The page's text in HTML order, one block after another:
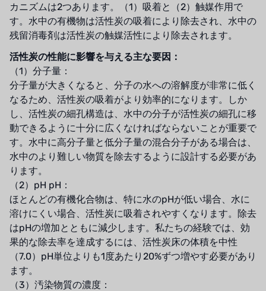
鷺宮
ハネウェル
アズビル（山武）
オルトレマーレ
NIPCON
トロコイド
国内
自我
加藤
レシップ
ATS
カニズムは2つあります。（1）吸着と（2）触媒作用で
す。水中の有機物は活性炭の吸着により除去され、水中の
残留消毒剤は活性炭の触媒活性により除去されます。
活性炭の性能に影響を与える主な要因：
（1）分子量：
分子量が大きくなると、分子の水への溶解度が非常に低く
なるため、活性炭の吸着がより効率的になります。しか
し、活性炭の細孔構造は、水中の分子が活性炭の細孔に移
動できるように十分に広くなければならないことが重要で
す。水中に高分子量と低分子量の混合分子がある場合は、
水中のより難しい物質を除去するように設計する必要があ
ります。
（2）pH pH：
ほとんどの有機化合物は、特に水のpHが低い場合、水に
溶けにくい場合、活性炭に吸着されやすくなります。除去
はpHの増加とともに減少します。私たちの経験では、効
果的な除去率を達成するには、活性炭床の体積を中性
（7.0）pH単位よりも1度あたり20%ずつ増やす必要があり
ます。
（3）汚染物質の濃度：